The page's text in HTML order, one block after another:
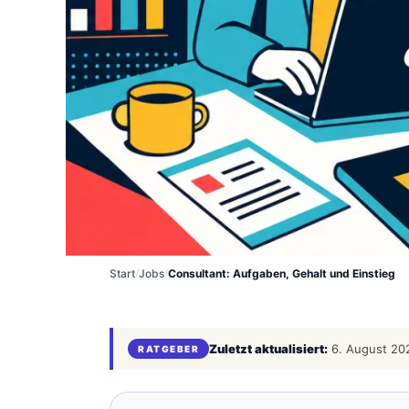
Start/Jobs/Consultant: Aufgaben, Gehalt und Einstieg
RATGEBER Zuletzt aktualisiert: 6. August